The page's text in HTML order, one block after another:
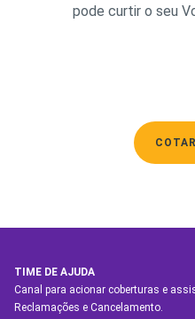
pode curtir o seu
TIME DE AJUDA
Canal para acionar coberturas e
Reclamações e Cancelamento.